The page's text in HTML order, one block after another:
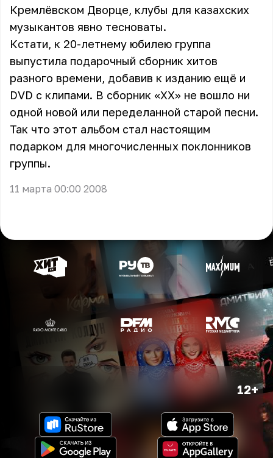
Кремлёвском Дворце, клубы для казахских
музыкантов явно тесноваты.
Кстати, к 20-летнему юбилею группа
выпустила подарочный сборник хитов
разного времени, добавив к изданию ещё и
DVD с клипами. В сборник «ХХ» не вошло ни
одной новой или переделанной старой песни.
Так что этот альбом стал настоящим
подарком для многочисленных поклонников
группы.
11 марта 00:00 2008
12+